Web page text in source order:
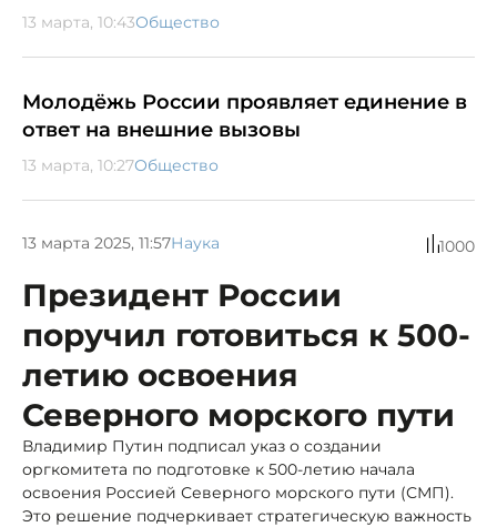
13 марта, 10:43Общество
Молодёжь России проявляет единение в
ответ на внешние вызовы
13 марта, 10:27Общество
13 марта 2025, 11:57Наука 1000
Президент России
поручил готовиться к 500-
летию освоения
Северного морского пути
Владимир Путин подписал указ о создании
оргкомитета по подготовке к 500-летию начала
освоения Россией Северного морского пути (СМП).
Это решение подчеркивает стратегическую важность